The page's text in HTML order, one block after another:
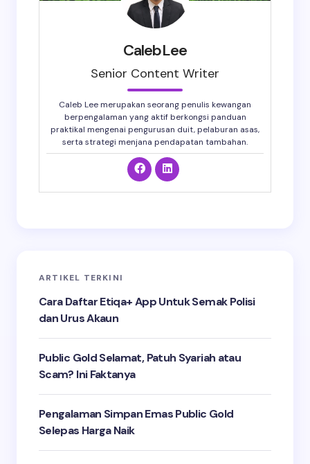
CalebLee
Senior Content Writer
Caleb Lee merupakan seorang penulis kewangan
berpengalaman yang aktif berkongsi panduan
praktikal mengenai pengurusan duit, pelaburan asas,
serta strategi menjana pendapatan tambahan.
ARTIKEL TERKINI
Cara Daftar Etiqa+ App Untuk Semak Polisi
dan Urus Akaun
Public Gold Selamat, Patuh Syariah atau
Scam? Ini Faktanya
Pengalaman Simpan Emas Public Gold
Selepas Harga Naik